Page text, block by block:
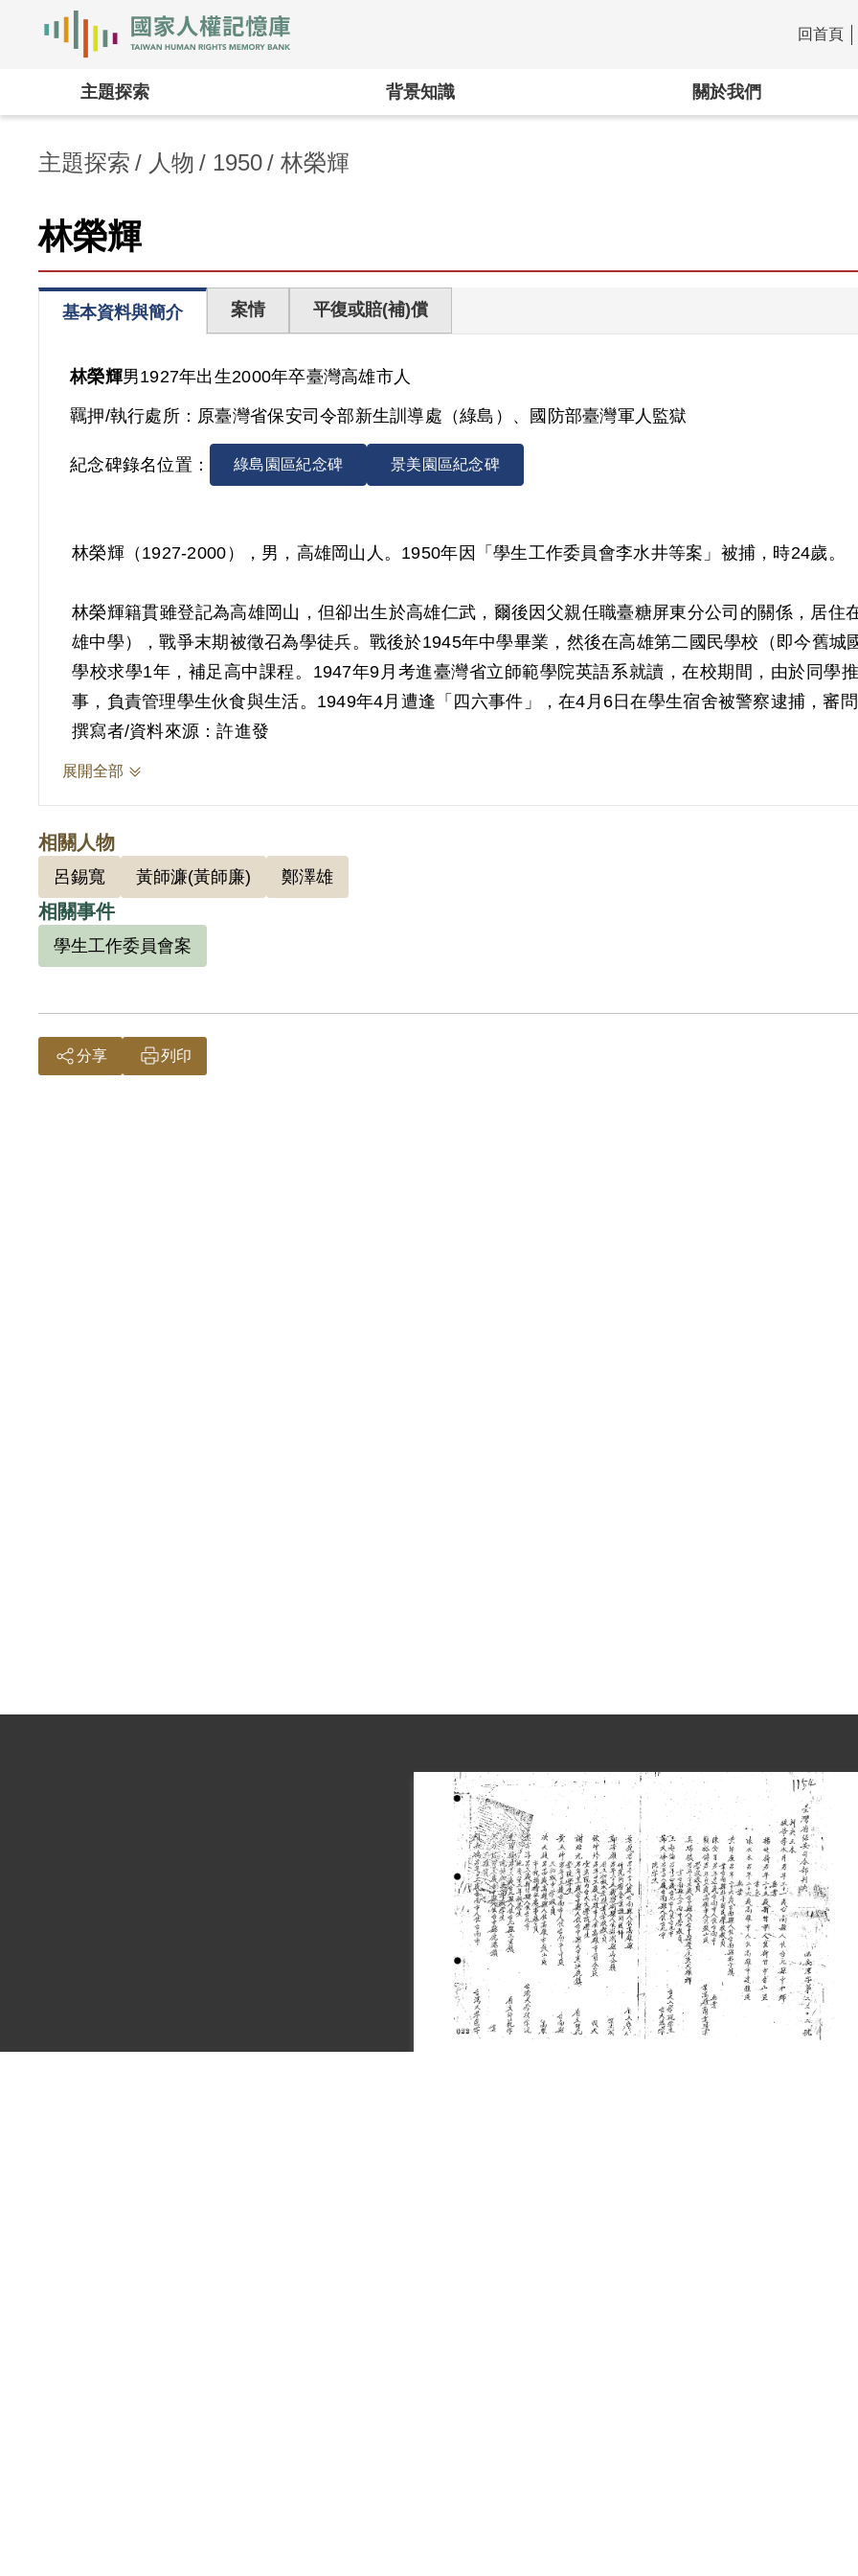
:::
回首頁
主題探索 背景知識 關於我們
主題探索 人物 1950 林榮輝
林榮輝
基本資料與簡介 案情 平復或賠(補)償
林榮輝男1927年出生2000年卒臺灣高雄市人
羈押/執行處所： 原臺灣省保安司令部新生訓導處（綠島）、國防部臺灣軍人監獄
紀念碑錄名位置： 綠島園區紀念碑 景美園區紀念碑
林榮輝（1927-2000），男，高雄岡山人。1950年因「學生工作委員會李水井等案」被捕，時24歲。
林榮輝籍貫雖登記為高雄岡山，但卻出生於高雄仁武，爾後因父親任職臺糖屏東分公司的關係，居住
雄中學），戰爭末期被徵召為學徒兵。戰後於1945年中學畢業，然後在高雄第二國民學校（即今舊城
學校求學1年，補足高中課程。1947年9月考進臺灣省立師範學院英語系就讀，在校期間，由於同學
事，負責管理學生伙食與生活。1949年4月遭逢「四六事件」，在4月6日在學生宿舍被警察逮捕，審問
「學生工作委員會」在1947年8月成立，工作對象為臺灣大專院校的學生。1950年5月學委會幹部被
根據保密局偵訊筆錄顯示，林榮輝在1948年12月由鄭澤雄（師範學院英語專修科學生）介紹加入外
範學院英語系學生）兩人編成一個小組，鄭澤雄兼任小組長，而張金丙又介紹謝培元（師範學院英語
由張金丙領導。
據臺灣省保安司令部軍法處（39）安潔字第2302號判決書，林榮輝參加中共地下組織，成為師院支
軍法處宣判以「參加叛亂之組織」之名義，判處有期徒刑12年、褫奪公權10年。宣判後移送綠島新生
警備總司令部職業訓導第三總隊勞動教育場所，強制工作，嚴予管教。在小琉球期間，沒有政治教
撰寫者/資料來源：許進發
展開全部
相關人物
呂錫寬 黃師濂(黃師廉) 鄭澤雄
相關事件
學生工作委員會案
分享 列印